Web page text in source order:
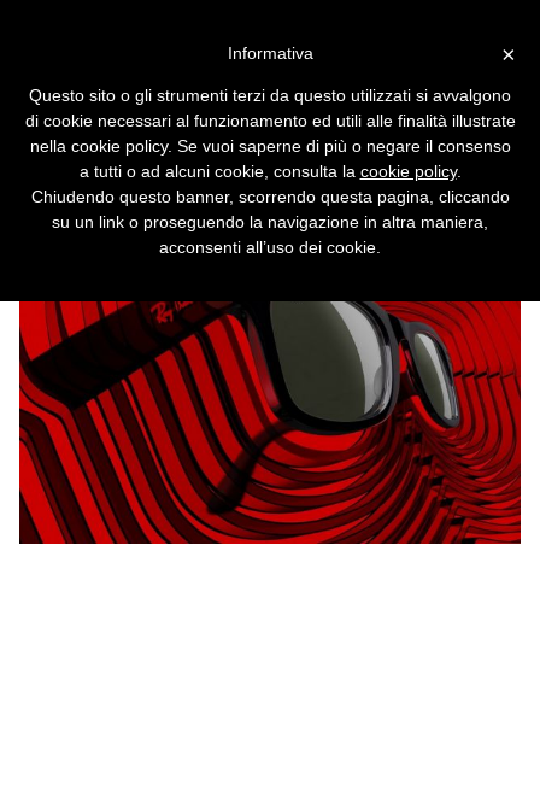
di Facebook
Ma non chiamateli così. Anzi, non nominate
Facebook.
×
Informativa
Questo sito o gli strumenti terzi da questo utilizzati si avvalgono
di cookie necessari al funzionamento ed utili alle finalità illustrate
nella cookie policy. Se vuoi saperne di più o negare il consenso
a tutti o ad alcuni cookie, consulta la cookie policy.
Chiudendo questo banner, scorrendo questa pagina, cliccando
su un link o proseguendo la navigazione in altra maniera,
acconsenti all’uso dei cookie.